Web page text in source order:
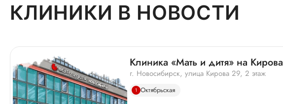
КЛИНИКИ В НОВОСТИ
Клиника «Мать и дитя» на Кирова
г. Новосибирск, улица Кирова 29, 2 этаж
1 Октябрьская